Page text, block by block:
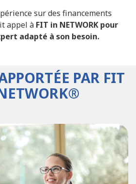
sur des financements
appel àFIT in NETWORK pour
adapté à son besoin.
PAR FIT